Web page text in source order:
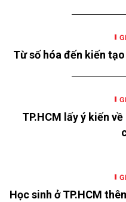
Từ số hóa đến kiến
TP.HCM lấy ý kiến
Học sinh ở TP.HCM